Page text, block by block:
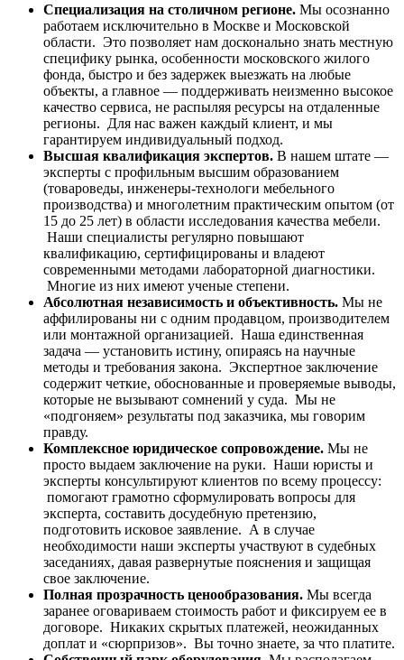
Специализация на столичном регионе. Мы осознанно
работаем исключительно в Москве и Московской
области. Это позволяет нам досконально знать местную
специфику рынка, особенности московского жилого
фонда, быстро и без задержек выезжать на любые
объекты, а главное — поддерживать неизменно высокое
качество сервиса, не распыляя ресурсы на отдаленные
регионы. Для нас важен каждый клиент, и мы
гарантируем индивидуальный подход.
Высшая квалификация экспертов. В нашем штате —
эксперты с профильным высшим образованием
(товароведы, инженеры-технологи мебельного
производства) и многолетним практическим опытом (от
15 до 25 лет) в области исследования качества мебели.
Наши специалисты регулярно повышают
квалификацию, сертифицированы и владеют
современными методами лабораторной диагностики.
Многие из них имеют ученые степени.
Абсолютная независимость и объективность. Мы не
аффилированы ни с одним продавцом, производителем
или монтажной организацией. Наша единственная
задача — установить истину, опираясь на научные
методы и требования закона. Экспертное заключение
содержит четкие, обоснованные и проверяемые выводы,
которые не вызывают сомнений у суда. Мы не
«подгоняем» результаты под заказчика, мы говорим
правду.
Комплексное юридическое сопровождение. Мы не
просто выдаем заключение на руки. Наши юристы и
эксперты консультируют клиентов по всему процессу:
помогают грамотно сформулировать вопросы для
эксперта, составить досудебную претензию,
подготовить исковое заявление. А в случае
необходимости наши эксперты участвуют в судебных
заседаниях, давая развернутые пояснения и защищая
свое заключение.
Полная прозрачность ценообразования. Мы всегда
заранее оговариваем стоимость работ и фиксируем ее в
договоре. Никаких скрытых платежей, неожиданных
доплат и «сюрпризов». Вы точно знаете, за что платите.